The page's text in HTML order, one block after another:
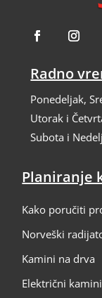
Radno
Ponedeljak,
Utorak i
Subota i
Planiranje
Kako poručiti
Norveški
Kamini na drva
Električni kamini